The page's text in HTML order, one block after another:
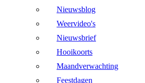
Nieuwsblog
Weervideo's
Nieuwsbrief
Hooikoorts
Maandverwachting
Feestdagen